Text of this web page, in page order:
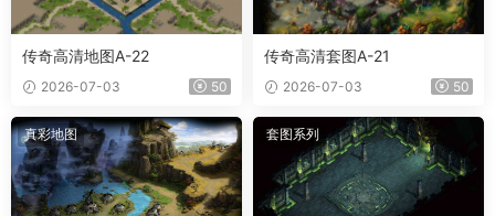
传奇高清地图A-22
2026-07-03 50
传奇高清套图A-21
2026-07-03 50
真彩地图 套图系列